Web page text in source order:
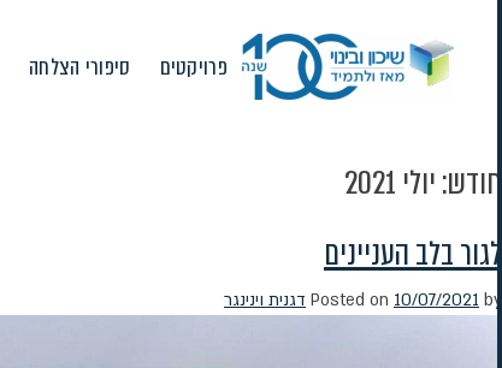
content
פרויקטים סיפורי הצלחה
חודש:יולי 2021
לגור בלב העניינים
Posted on 10/07/2021 by דגנית וינינגר